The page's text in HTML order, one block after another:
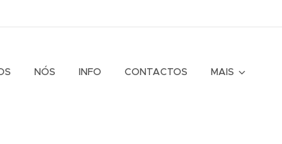
NÓS INFO CONTACTOS MAIS